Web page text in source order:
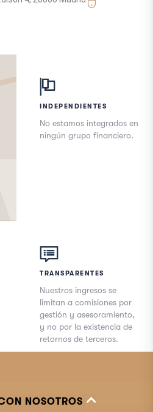
INDEPENDIENTES
No estamos integrados en
ningún grupo financiero.
TRANSPARENTES
Nuestros ingresos se
limitan a comisiones por
gestión y asesoramiento,
y no por la existencia de
retornos de terceros.
NOSOTROS